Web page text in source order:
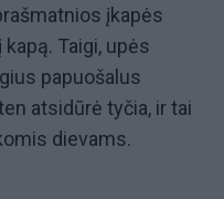
įkapės
Taigi, upės
papuošalus
atsidūrė tyčia, ir tai
dievams.